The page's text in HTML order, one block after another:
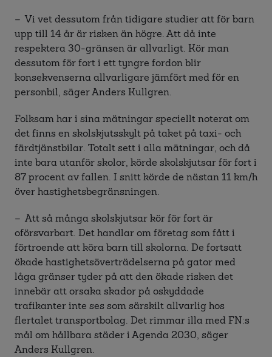
– Vi vet dessutom från tidigare studier att för barn
upp till 14 år är risken än högre. Att då inte
respektera 30-gränsen är allvarligt. Kör man
dessutom för fort i ett tyngre fordon blir
konsekvenserna allvarligare jämfört med för en
personbil, säger Anders Kullgren.
Folksam har i sina mätningar speciellt noterat om
det finns en skolskjutsskylt på taket på taxi- och
färdtjänstbilar. Totalt sett i alla mätningar, och då
inte bara utanför skolor, körde skolskjutsar för fort i
87 procent av fallen. I snitt körde de nästan 11 km/h
över hastighetsbegränsningen.
– Att så många skolskjutsar kör för fort är
oförsvarbart. Det handlar om företag som fått i
förtroende att köra barn till skolorna. De fortsatt
ökade hastighetsöverträdelserna på gator med
låga gränser tyder på att den ökade risken det
innebär att orsaka skador på oskyddade
trafikanter inte ses som särskilt allvarlig hos
flertalet transportbolag. Det rimmar illa med FN:s
mål om hållbara städer i Agenda 2030, säger
Anders Kullgren.